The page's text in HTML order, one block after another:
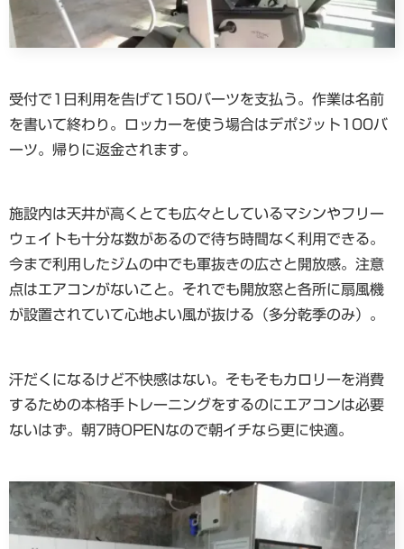
受付で1日利用を告げて150バーツを支払う。作業は名前
を書いて終わり。ロッカーを使う場合はデポジット100バ
ーツ。帰りに返金されます。
施設内は天井が高くとても広々としているマシンやフリー
ウェイトも十分な数があるので待ち時間なく利用できる。
今まで利用したジムの中でも軍抜きの広さと開放感。注意
点はエアコンがないこと。それでも開放窓と各所に扇風機
が設置されていて心地よい風が抜ける（多分乾季のみ）。
汗だくになるけど不快感はない。そもそもカロリーを消費
するための本格手トレーニングをするのにエアコンは必要
ないはず。朝7時OPENなので朝イチなら更に快適。